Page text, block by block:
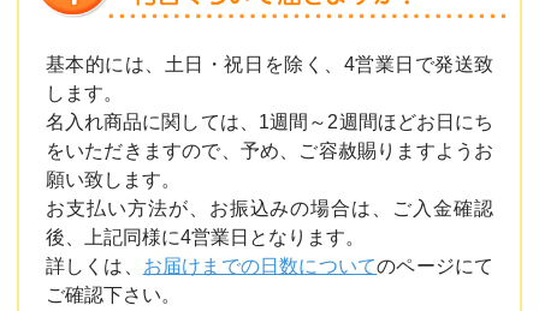
基本的には、土日・祝日を除く、4営業日で発送致
します。
名入れ商品に関しては、1週間～2週間ほどお日にち
をいただきますので、予め、ご容赦賜りますようお
願い致します。
お支払い方法が、お振込みの場合は、ご入金確認
後、上記同様に4営業日となります。
詳しくは、 お届けまでの日数についてのページにて
ご確認下さい。